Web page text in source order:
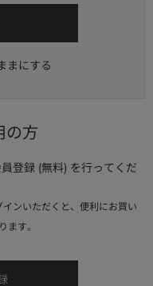
まにする
の方
登録 (無料) を行ってくだ
ンいただくと、便利にお買い
ます。